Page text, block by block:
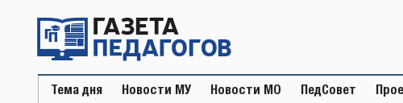
содержимому
Тема дня Новости МУ Новости МО ПедСовет